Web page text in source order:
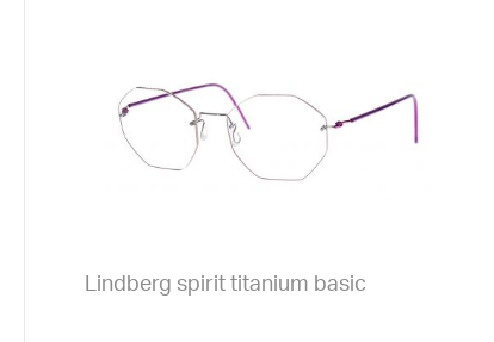
Lindberg spirit titanium basic